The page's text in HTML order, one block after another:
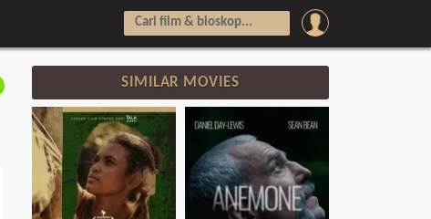
SIMILAR MOVIES